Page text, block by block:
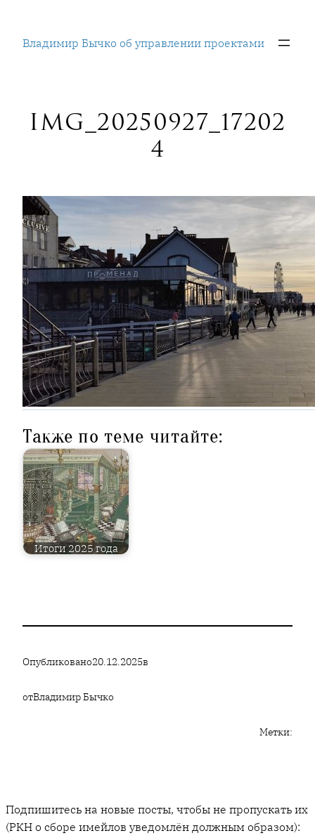
содержимому
Владимир Бычко об управлении проектами
IMG_20250927_17202
4
Также по теме читайте:
Итоги 2025 года
Опубликовано20.12.2025в
отВладимир Бычко
Метки:
Подпишитесь на новые посты, чтобы не пропускать их
(РКН о сборе имейлов уведомлён должным образом):